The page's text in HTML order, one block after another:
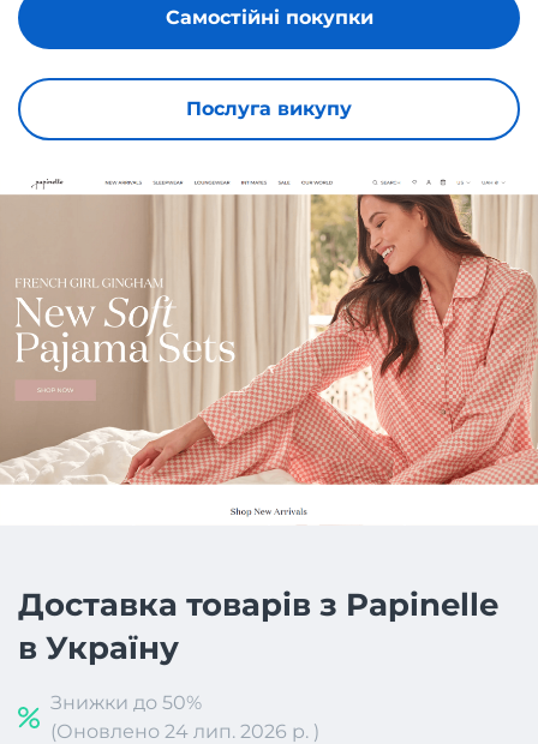
Послуга викупу
Самостійні покупки
Доставка товарів з Papinelle
в Україну
Знижки до 50%
(Оновлено 24 лип. 2026 р. )